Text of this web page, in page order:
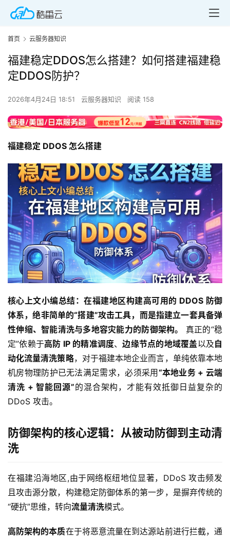
首页 云服务器知识
福建稳定DDOS怎么搭建？如何搭建福建稳
定DDOS防护？
2026年4月24日 18:51 云服务器知识 阅读 158
福建稳定 DDOS 怎么搭建
核心上文小编总结：在福建地区构建高可用的 DDOS 防御
体系，绝非简单的“搭建”攻击工具，而是指建立一套具备弹
性伸缩、智能清洗与多地容灾能力的防御架构。
真正的“稳
定”依赖于高防 IP 的精准调度、边缘节点的地域覆盖以及自
动化流量清洗策略，对于福建本地企业而言，单纯依靠本地
机房物理防护已无法满足需求，必须采用 “本地业务 + 云端
清洗 + 智能回源”的混合架构，才能有效抵御日益复杂的
DDoS 攻击。
防御架构的核心逻辑：从被动防御到主动清
洗
在福建沿海地区,由于网络枢纽地位显著，DDoS 攻击频发
且攻击源分散，构建稳定防御体系的第一步，是摒弃传统的
“硬抗”思维，转向流量清洗模式。
高防架构的本质在于将恶意流量在到达源站前进行拦截，通